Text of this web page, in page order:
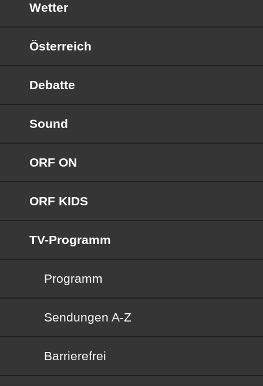
Wetter
Österreich
Debatte
Sound
ORF ON
ORF KIDS
TV-Programm
Programm
Sendungen von A bis Z
Sendungen A-Z
Barrierefrei
Barrierefrei